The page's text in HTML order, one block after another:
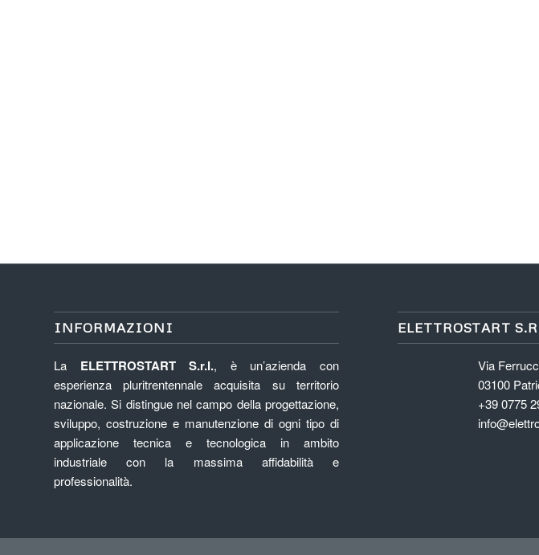
INFORMAZIONI
La ELETTROSTART S.r.l., è un’azienda con
esperienza pluritrentennale acquisita su territorio
nazionale. Si distingue nel campo della progettazione,
sviluppo, costruzione e manutenzione di ogni tipo di
applicazione tecnica e tecnologica in ambito
industriale con la massima affidabilità e
professionalità.
ELETTROSTART
Via
03100
+39 0775